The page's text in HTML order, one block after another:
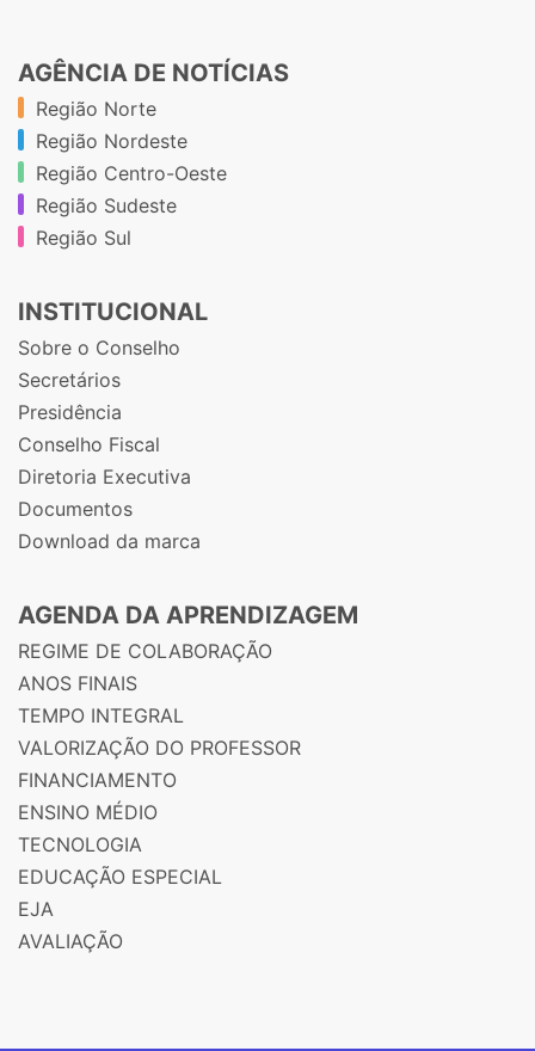
AGÊNCIA DE NOTÍCIAS
Região Norte
Região Nordeste
Região Centro-Oeste
Região Sudeste
Região Sul
INSTITUCIONAL
Sobre o Conselho
Secretários
Presidência
Conselho Fiscal
Diretoria Executiva
Documentos
Download da marca
AGENDA DA APRENDIZAGEM
REGIME DE COLABORAÇÃO
ANOS FINAIS
TEMPO INTEGRAL
VALORIZAÇÃO DO PROFESSOR
FINANCIAMENTO
ENSINO MÉDIO
TECNOLOGIA
EDUCAÇÃO ESPECIAL
EJA
AVALIAÇÃO